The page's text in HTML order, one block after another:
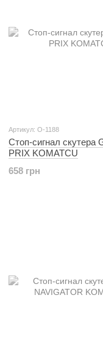
Артикул: O-1188
Стоп-сигнал скутера
PRIX KOMATCU
658 грн